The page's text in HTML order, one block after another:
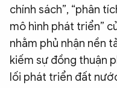
Video
Infographic
Chuyên trangAn ninh thế giới
Chuyên đề
chính sách”, “phân
mô hình phát triển”
nhằm phủ nhận nền
kiếm sự đồng thuận
lối phát triển đất